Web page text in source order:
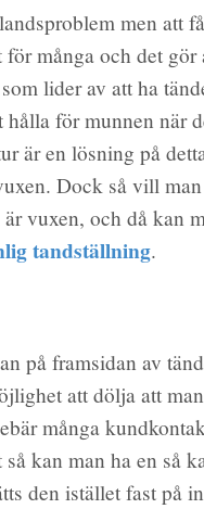
men att
många och det gör
lider av att ha
för munnen när
är en lösning på
Dock så vill
vuxen, och då kan
tandställning.
på framsidan av
att dölja att
många
kan man ha en så
den istället fast på